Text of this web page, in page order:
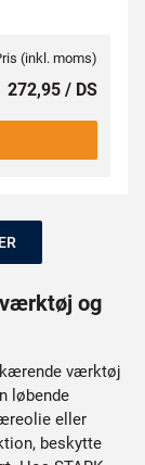
(inkl. moms)
272,95 / DS
og
værktøj
løbende
eller
beskytte